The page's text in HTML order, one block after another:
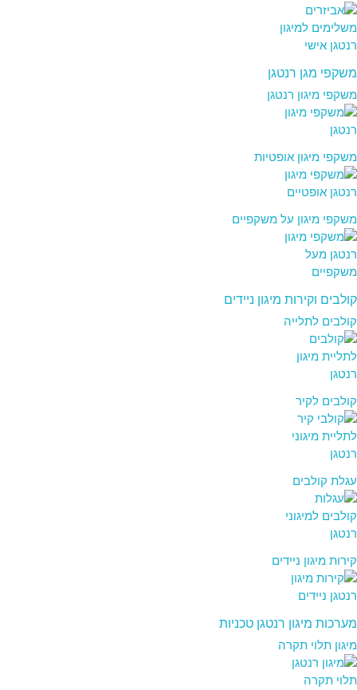
משקפי מגן רנטגן
משקפי מיגון רנטגן
משקפי מיגון אופטיות
משקפי מיגון על משקפיים
קולבים וקירות מיגון ניידים
קולבים לתלייה
קולבים לקיר
עגלת קולבים
קירות מיגון ניידים
מערכות מיגון רנטגן טכניות
מיגון תלוי תקרה